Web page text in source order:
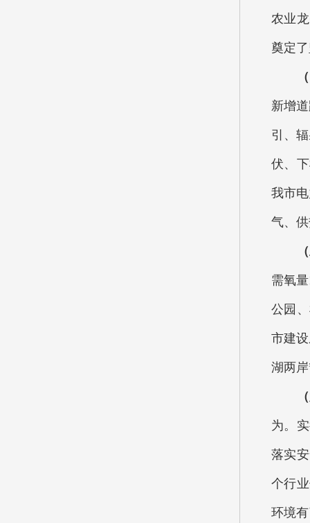
农业
奠定
新增
引、
伏、
我市
气、
（
需氧
公园
市建
湖两
（
为。
落实
个行
环境